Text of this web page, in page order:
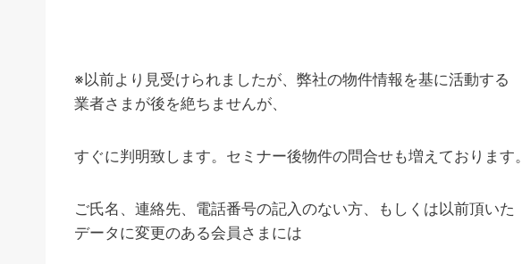
※以前より見受けられましたが、弊社の物件情報を基に活動する
業者さまが後を絶ちませんが、
すぐに判明致します。セミナー後物件の問合せも増えております。
ご氏名、連絡先、電話番号の記入のない方、もしくは以前頂いた
データに変更のある会員さまには